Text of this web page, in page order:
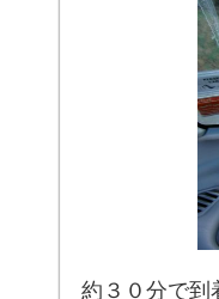
約３０分で到